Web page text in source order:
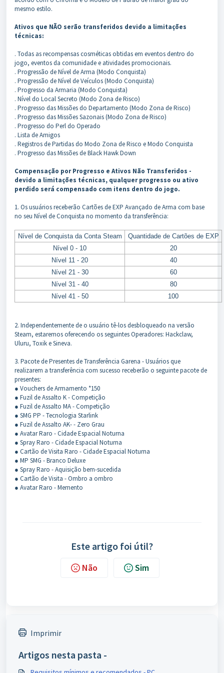
mesmo estilo.
Ativos que NÃO serão transferidos devido a limitações
técnicas:
. Todas as recompensas cosméticas obtidas em eventos dentro do
jogo, eventos da comunidade e atividades promocionais.
. Progressão de Nível de Arma (Modo Conquista)
. Progressão de Nível de Veículos (Modo Conquista)
. Progresso da Armaria (Modo Conquista)
. Nível do Local Secreto (Modo Zona de Risco)
. Progresso das Missões do Departamento (Modo Zona de Risco)
. Progresso das Missões Sazonais (Modo Zona de Risco)
. Progresso do Perl do Operado
. Lista de Amigos
. Registros de Partidas do Modo Zona de Risco e Modo Conquista
. Progresso das Missões de Black Hawk Down
Compensação por Progresso e Ativos Não Transferidos -
devido a limitações técnicas, qualquer progresso ou ativo
perdido será compensado com itens dentro do jogo.
1. Os usuários receberão Cartões de EXP Avançado de Arma com base
no seu Nível de Conquista no momento da transferência:
Nível de Conquista da Conta Steam
Quantidade de Cartões de EXP
Nível 0 - 10
20
Nível 11 - 20
40
Nível 21 - 30
60
Nível 31 - 40
80
Nível 41 - 50
100
2. Independentemente de o usuário tê-los desbloqueado na versão
Steam, estaremos oferecendo os seguintes Operadores: Hackclaw,
Uluru, Toxik e Sineva.
3. Pacote de Presentes de Transferência Garena - Usuários que
realizarem a transferência com sucesso receberão o seguinte pacote de
presentes:
● Vouchers de Armamento *150
● Fuzil de Assalto K - Competição
● Fuzil de Assalto MA - Competição
● SMG PP - Tecnologia Starlink
● Fuzil de Assalto AK- - Zero Grau
● Avatar Raro - Cidade Espacial Noturna
● Spray Raro - Cidade Espacial Noturna
● Cartão de Visita Raro - Cidade Espacial Noturna
● MP SMG - Branco Deluxe
● Spray Raro - Aquisição bem-sucedida
● Cartão de Visita - Ombro a ombro
● Avatar Raro - Memento
Este artigo foi útil?
Não Sim
Imprimir
Artigos nesta pasta -